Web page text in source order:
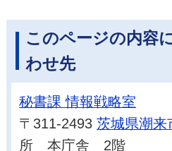
このページの内容
わせ先
秘書課 情報戦略室
〒311-2493茨城県潮来
所 本庁舎 2階